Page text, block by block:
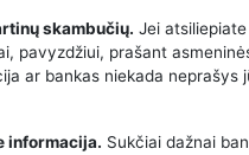
skambučių. Jei
pavyzdžiui, prašant
ar bankas niekada neprašys
informacija. Sukčiai dažnai